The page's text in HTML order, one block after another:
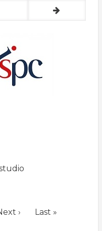
›
Ultima
Last »